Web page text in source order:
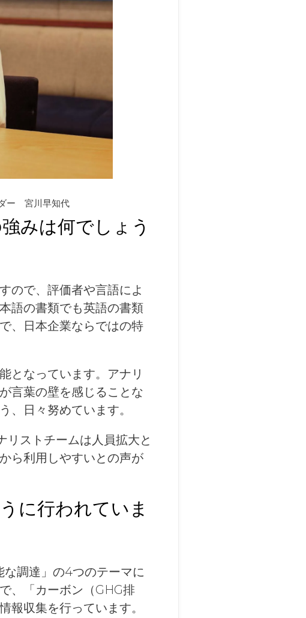
ー 宮川早知代
みは何でしょう
ので、評価者や言語によ
語の書類でも英語の書類
、日本企業ならではの特
となっています。アナリ
言葉の壁を感じることな
、日々努めています。
リストチームは人員拡大と
ら利用しやすいとの声が
に行われていま
調達」の4つのテーマに
、「カーボン（GHG排
報収集を行っています。